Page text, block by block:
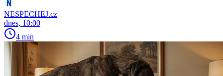
NESPECHEJ.cz
dnes, 10:00
4 min